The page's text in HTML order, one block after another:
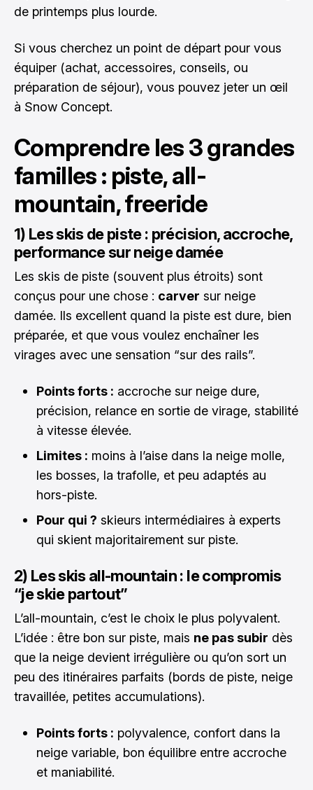
de printemps plus lourde.
Si vous cherchez un point de départ pour vous
équiper (achat, accessoires, conseils, ou
préparation de séjour), vous pouvez jeter un œil
à Snow Concept.
Comprendre les 3 grandes
familles : piste, all-
mountain, freeride
1) Les skis de piste : précision, accroche,
performance sur neige damée
Les skis de piste (souvent plus étroits) sont
conçus pour une chose : carver sur neige
damée. Ils excellent quand la piste est dure, bien
préparée, et que vous voulez enchaîner les
virages avec une sensation “sur des rails”.
Points forts : accroche sur neige dure,
précision, relance en sortie de virage, stabilité
à vitesse élevée.
Limites : moins à l’aise dans la neige molle,
les bosses, la trafolle, et peu adaptés au
hors-piste.
Pour qui ? skieurs intermédiaires à experts
qui skient majoritairement sur piste.
2) Les skis all-mountain : le compromis
“je skie partout”
L’all-mountain, c’est le choix le plus polyvalent.
L’idée : être bon sur piste, mais ne pas subir dès
que la neige devient irrégulière ou qu’on sort un
peu des itinéraires parfaits (bords de piste, neige
travaillée, petites accumulations).
Points forts : polyvalence, confort dans la
neige variable, bon équilibre entre accroche
et maniabilité.